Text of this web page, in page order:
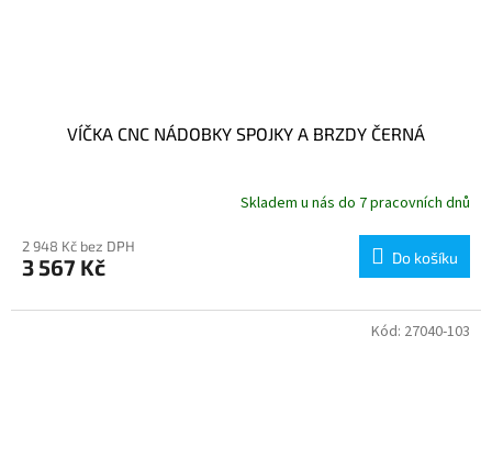
VÍČKA CNC NÁDOBKY SPOJKY A BRZDY ČERNÁ
Skladem u nás do 7 pracovních dnů
2 948 Kč bez DPH
3 567 Kč Do košíku
Kód: 27040-103